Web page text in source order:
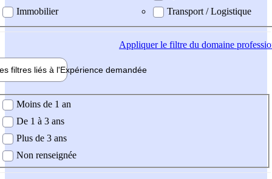
Immobilier
Transport / Logistique
Appliquerle filtre du domaine
filtres liés à l'Expérience demandée
demandée
Moins de 1 an
De 1 à 3 ans
Plus de 3 ans
Non renseignée